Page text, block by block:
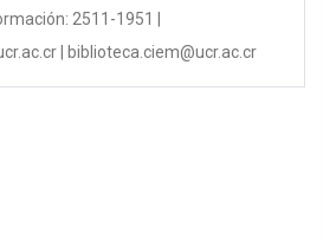
2511-1951 |
| biblioteca.ciem@ucr.ac.cr